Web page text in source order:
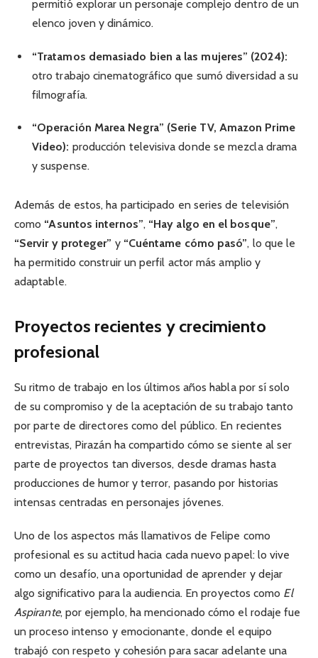
permitió explorar un personaje complejo dentro de un
elenco joven y dinámico.
“Tratamos demasiado bien a las mujeres” (2024):
otro trabajo cinematográfico que sumó diversidad a su
filmografía.
“Operación Marea Negra” (Serie TV, Amazon Prime
Video): producción televisiva donde se mezcla drama
y suspense.
Además de estos, ha participado en series de televisión
como “Asuntos internos”, “Hay algo en el bosque”,
“Servir y proteger” y “Cuéntame cómo pasó”, lo que le
ha permitido construir un perfil actor más amplio y
adaptable.
Proyectos recientes y crecimiento
profesional
Su ritmo de trabajo en los últimos años habla por sí solo
de su compromiso y de la aceptación de su trabajo tanto
por parte de directores como del público. En recientes
entrevistas, Pirazán ha compartido cómo se siente al ser
parte de proyectos tan diversos, desde dramas hasta
producciones de humor y terror, pasando por historias
intensas centradas en personajes jóvenes.
Uno de los aspectos más llamativos de Felipe como
profesional es su actitud hacia cada nuevo papel: lo vive
como un desafío, una oportunidad de aprender y dejar
algo significativo para la audiencia. En proyectos como El
Aspirante, por ejemplo, ha mencionado cómo el rodaje fue
un proceso intenso y emocionante, donde el equipo
trabajó con respeto y cohesión para sacar adelante una